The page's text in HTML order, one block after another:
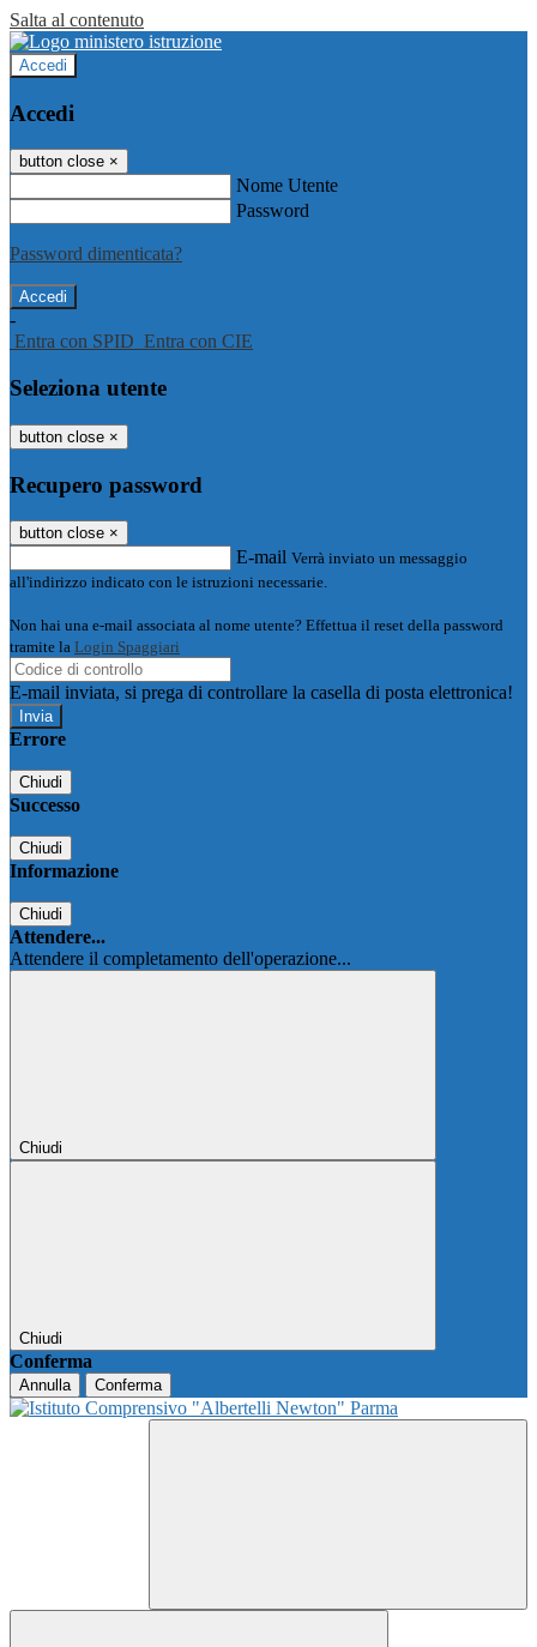
Salta al contenuto
Accedi
Accedi
button close ×
Nome Utente
Password
Password dimenticata?
-
Entra con SPID Entra con CIE
Seleziona utente
button close ×
Recupero password
button close ×
E-mail Verrà inviato un messaggio
all'indirizzo indicato con le istruzioni necessarie.
Non hai una e-mail associata al nome utente? Effettua il reset della password
tramite la Login Spaggiari
E-mail inviata, si prega di controllare la casella di posta elettronica!
Errore
Chiudi
Successo
Chiudi
Informazione
Chiudi
Attendere...
Attendere il completamento dell'operazione...
Chiudi
Chiudi
Conferma
Annulla Conferma